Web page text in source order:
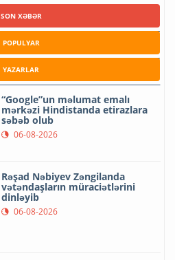
SON XƏBƏR
POPULYAR
YAZARLAR
“Google”un məlumat emalı
mərkəzi Hindistanda etirazlara
səbəb olub
06-08-2026
Rəşad Nəbiyev Zəngilanda
vətəndaşların müraciətlərini
dinləyib
06-08-2026